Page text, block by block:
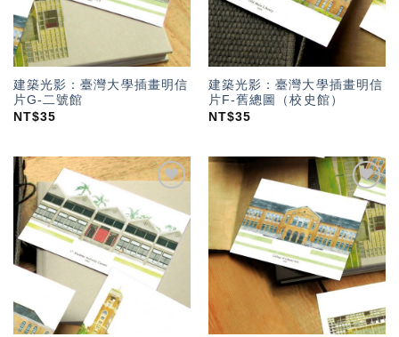
建築光影：臺灣大學插畫明信
片G-二號館
NT$35
建築光影：臺灣大學插畫明信
片F-舊總圖（校史館）
NT$35
加入
「願
望輕
單」
加入
「願
望輕
單」